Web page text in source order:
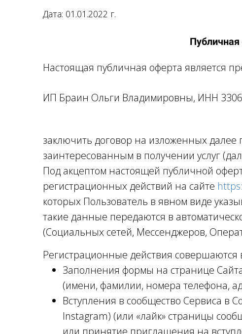
Дата: 01.01.2022 г.
Настоящая публичная оферта является
ИП Браин Ольги Владимировны, ИНН
заключить договор на изложенных далее
заинтересованным в получении услуг
Под акцептом настоящей публичной
регистрационных действий на сайте
которых Пользователь в явном виде
такие данные передаются в
(Социальных сетей, Мессенджеров,
Регистрационные действия совершаются
Заполнения формы на странице
(имени, фамилии, номера телефона,
Вступления в сообщество Сервиса в
Instagram) (или «лайк» страницы
или принятие приглашения на